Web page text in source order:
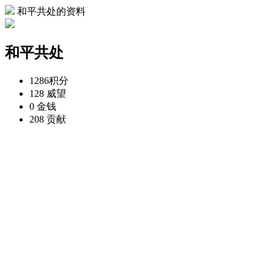
和平共处的资料
和平共处
1286积分
128 威望
0 金钱
208 贡献